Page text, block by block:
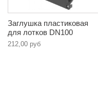
Заглушка пластиковая
для лотков DN100
212,00 руб